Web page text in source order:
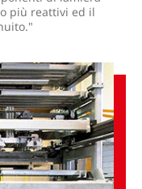
più reattivi ed il